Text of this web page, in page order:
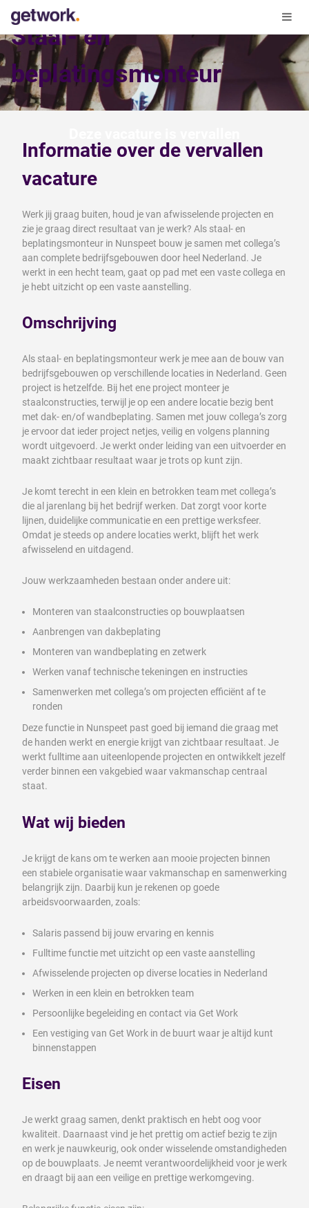
Staal- en
beplatingsmonteur
Informatie over de vervallen
vacature
Werk jij graag buiten, houd je van afwisselende projecten en
zie je graag direct resultaat van je werk? Als staal- en
beplatingsmonteur in Nunspeet bouw je samen met collega’s
aan complete bedrijfsgebouwen door heel Nederland. Je
werkt in een hecht team, gaat op pad met een vaste collega en
je hebt uitzicht op een vaste aanstelling.
Omschrijving
Als staal- en beplatingsmonteur werk je mee aan de bouw van
bedrijfsgebouwen op verschillende locaties in Nederland. Geen
project is hetzelfde. Bij het ene project monteer je
staalconstructies, terwijl je op een andere locatie bezig bent
met dak- en/of wandbeplating. Samen met jouw collega’s zorg
je ervoor dat ieder project netjes, veilig en volgens planning
wordt uitgevoerd. Je werkt onder leiding van een uitvoerder en
maakt zichtbaar resultaat waar je trots op kunt zijn.
Je komt terecht in een klein en betrokken team met collega’s
die al jarenlang bij het bedrijf werken. Dat zorgt voor korte
lijnen, duidelijke communicatie en een prettige werksfeer.
Omdat je steeds op andere locaties werkt, blijft het werk
afwisselend en uitdagend.
Jouw werkzaamheden bestaan onder andere uit:
Monteren van staalconstructies op bouwplaatsen
Aanbrengen van dakbeplating
Monteren van wandbeplating en zetwerk
Werken vanaf technische tekeningen en instructies
Samenwerken met collega’s om projecten efficiënt af te
ronden
Deze functie in Nunspeet past goed bij iemand die graag met
de handen werkt en energie krijgt van zichtbaar resultaat. Je
werkt fulltime aan uiteenlopende projecten en ontwikkelt jezelf
verder binnen een vakgebied waar vakmanschap centraal
staat.
Wat wij bieden
Je krijgt de kans om te werken aan mooie projecten binnen
een stabiele organisatie waar vakmanschap en samenwerking
belangrijk zijn. Daarbij kun je rekenen op goede
arbeidsvoorwaarden, zoals:
Salaris passend bij jouw ervaring en kennis
Fulltime functie met uitzicht op een vaste aanstelling
Afwisselende projecten op diverse locaties in Nederland
Werken in een klein en betrokken team
Persoonlijke begeleiding en contact via Get Work
Een vestiging van Get Work in de buurt waar je altijd kunt
binnenstappen
Eisen
Je werkt graag samen, denkt praktisch en hebt oog voor
kwaliteit. Daarnaast vind je het prettig om actief bezig te zijn
en werk je nauwkeurig, ook onder wisselende omstandigheden
op de bouwplaats. Je neemt verantwoordelijkheid voor je werk
en draagt bij aan een veilige en prettige werkomgeving.